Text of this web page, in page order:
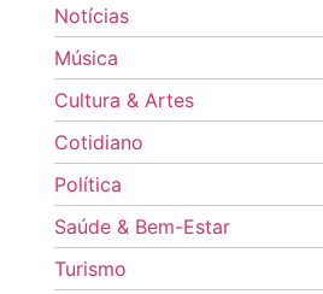
Notícias
Música
Cultura & Artes
Cotidiano
Política
Saúde & Bem-Estar
Turismo